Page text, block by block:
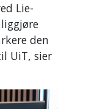
Lie-
den
UiT, sier